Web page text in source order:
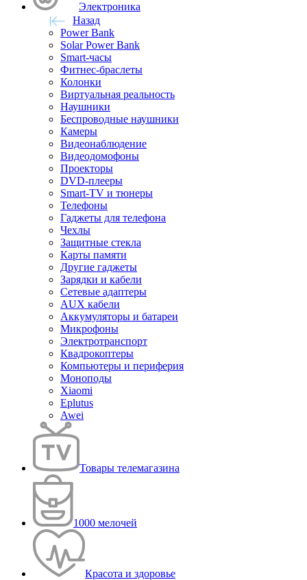
Электроника
Назад
Power Bank
Solar Power Bank
Smart-часы
Фитнес-браслеты
Колонки
Виртуальная реальность
Наушники
Беспроводные наушники
Камеры
Видеонаблюдение
Видеодомофоны
Проекторы
DVD-плееры
Smart-TV и тюнеры
Телефоны
Гаджеты для телефона
Чехлы
Защитные стекла
Карты памяти
Другие гаджеты
Зарядки и кабели
Сетевые адаптеры
AUX кабели
Аккумуляторы и батареи
Микрофоны
Электротранспорт
Квадрокоптеры
Компьютеры и периферия
Моноподы
Xiaomi
Eplutus
Awei
Товары телемагазина
1000 мелочей
Красота и здоровье